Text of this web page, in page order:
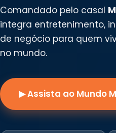
Comandado pelo casal
integra entretenimento,
de negócio para quem
no mundo.
▶ Assista ao Mundo